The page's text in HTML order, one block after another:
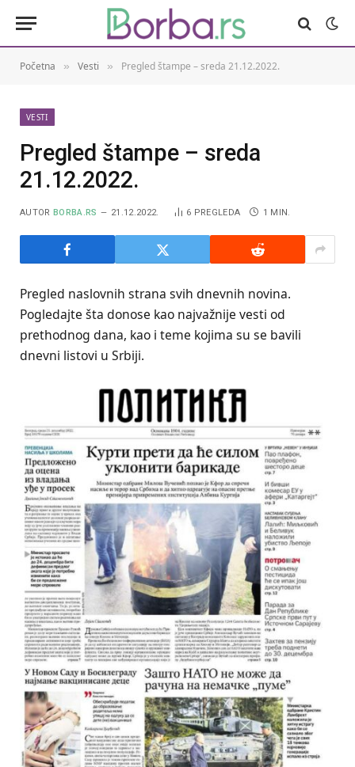
Početna » Vesti » Pregled štampe – sreda 21.12.2022.
VESTI
Pregled štampe – sreda
21.12.2022.
AUTOR BORBA.RS 21.12.2022. 6 PREGLEDA 1 MIN.
Pregled naslovnih strana svih dnevnih novina.
Pogledajte šta donose kao najvažnije vesti od
prethodnog dana, kao i teme kojima su se bavili
dnevni listovi u Srbiji.